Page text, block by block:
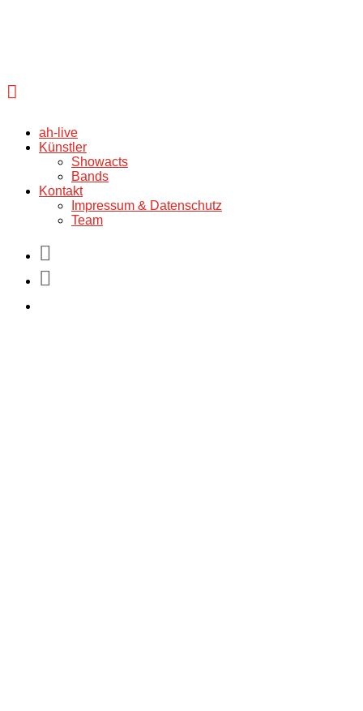
ah-live
Künstler
Showacts
Bands
Kontakt
Impressum & Datenschutz
Team